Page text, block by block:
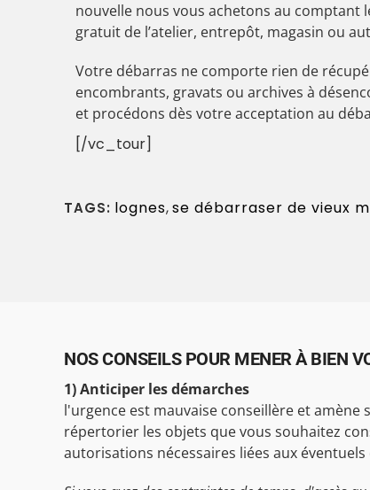
nouvelle nous vous achetons au comptant
gratuit de l’atelier, entrepôt, magasin ou
Votre débarras ne comporte rien de
encombrants, gravats ou archives à
et procédons dès votre acceptation au
[/vc_tour]
TAGS: lognes,se débarraser de vieux
NOS CONSEILS POUR MENER À BIEN
1) Anticiper les démarches
l'urgence est mauvaise conseillère et
répertorier les objets que vous souhaitez
autorisations nécessaires liées aux